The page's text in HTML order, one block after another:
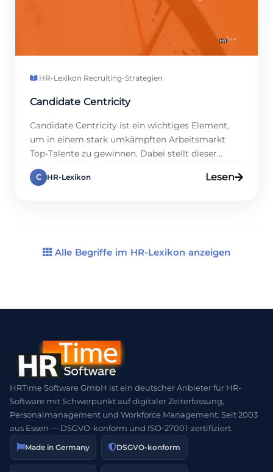
HR-Lexikon·Recruiting-Strategien
Candidate Centricity
Candidate Centricity ist ein wichtiges Element,
um in einem stark umkämpften Arbeitsmarkt
Top-Talente zu gewinnen. Dabei stellt dieser
Ansatz die Bewerberinnen und Bewerber
konsequent ins Zentrum des Recruiting-
Rückmeldungen erwarten; […]
C HR-Lexikon Lesen
Alle Begriffe im HR-Lexikon anzeigen
HRTime Software GmbH ist ein deutscher Anbieter für HR-
Software mit Schwerpunkt auf digitaler Zeiterfassung,
Personalmanagement und Workforce Management. Seit 2003
aus Essen — DSGVO-konform und ISO-27001-zertifiziert.
Made in Germany DSGVO-konform